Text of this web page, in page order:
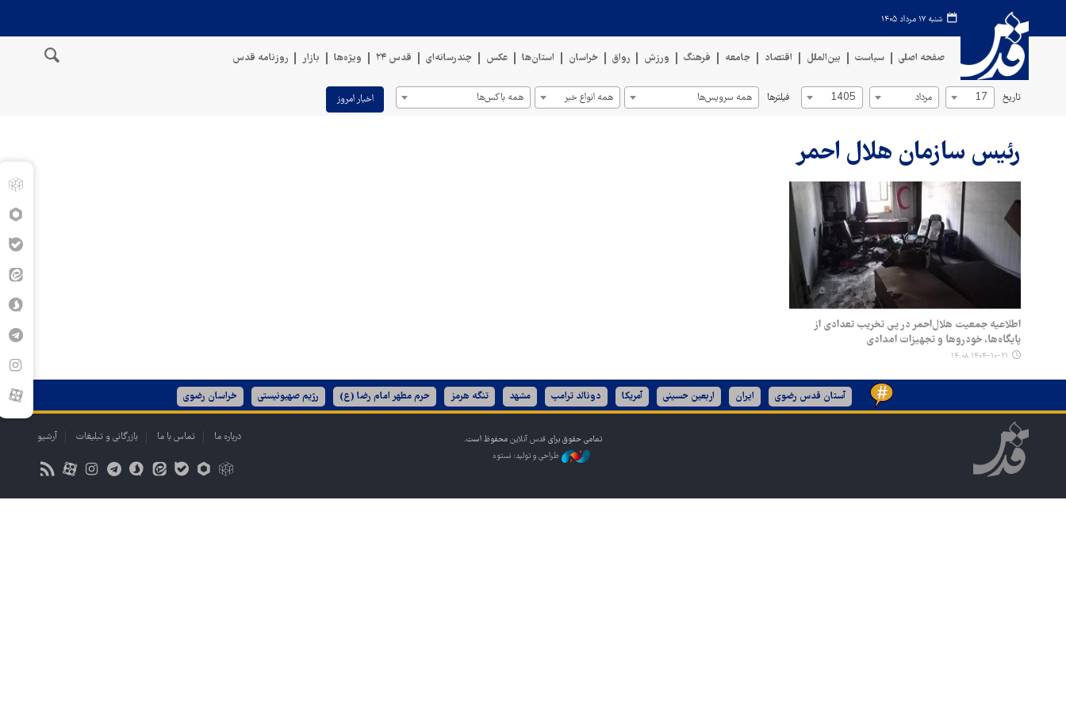
شنبه ۱۷ مرداد ۱۴۰۵
صفحه اصلی سیاست بین‌الملل اقتصاد جامعه فرهنگ ورزش رواق خراسان استان‌ها عکس چندرسانه‌ای قدس ۲۴ ویژه‌ها بازار روزنامه قدس
تاریخ 17 مرداد 1405 فیلترها همه سرویس‌ها همه انواع خبر همه باکس‌ها اخبار امروز
رئیس سازمان هلال احمر
اطلاعیه جمعیت هلال‌احمر در پی تخریب تعدادی از
پایگاه‌ها، خودروها و تجهیزات امدادی
۱۴۰۴-۱۰-۲۱ ۱۴:۰۸
آستان قدس رضوی ایران اربعین حسینی آمریکا دونالد ترامپ مشهد تنگه هرمز حرم مطهر امام رضا (ع) رژیم صهیونیستی خراسان رضوی
تمامی حقوق برای قدس آنلاین محفوظ است.
طراحی و تولید: نستوه
درباره ما تماس با ما بازرگانی و تبلیغات آرشیو